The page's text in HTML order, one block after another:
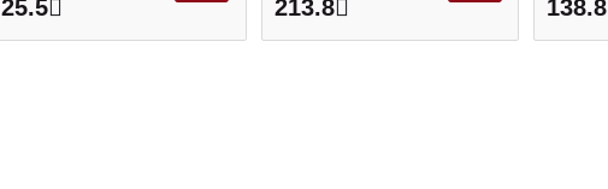
25.5 213.8 138.8